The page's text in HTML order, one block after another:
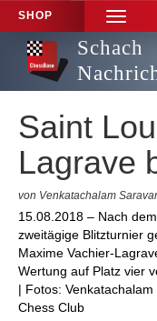
SHOP
TOGGLE
Schach
Saint
Lagrave
von Venkatachalam
15.08.2018 – Nach
zweitägige Blitzturnier
Maxime Vachier-
Wertung auf Platz vier
| Fotos:
Chess Club